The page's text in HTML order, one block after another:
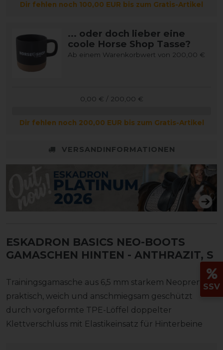
Dir fehlen noch 100,00 EUR bis zum Gratis-Artikel
... oder doch lieber eine
coole Horse Shop Tasse?
Ab einem Warenkorbwert von 200,00 €
0,00 € / 200,00 €
Dir fehlen noch 200,00 EUR bis zum Gratis-Artikel
VERSANDINFORMATIONEN
ESKADRON BASICS NEO-BOOTS
GAMASCHEN HINTEN - ANTHRAZIT, S
Trainingsgamasche aus 6,5 mm starkem Neopren
praktisch, weich und anschmiegsam geschützt
durch vorgeformte TPE-Löffel doppelter
Klettverschluss mit Elastikeinsatz für Hinterbeine
SSV